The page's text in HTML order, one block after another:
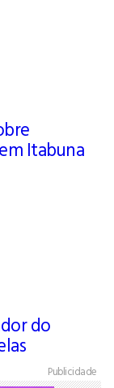
Itabuna
do
Publicidade